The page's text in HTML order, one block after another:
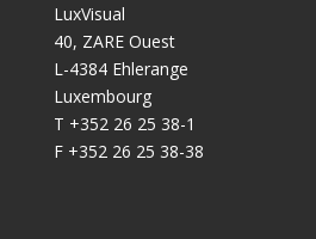
LuxVisual
40, ZARE Ouest
L-4384 Ehlerange
Luxembourg
T +352 26 25 38-1
F +352 26 25 38-38